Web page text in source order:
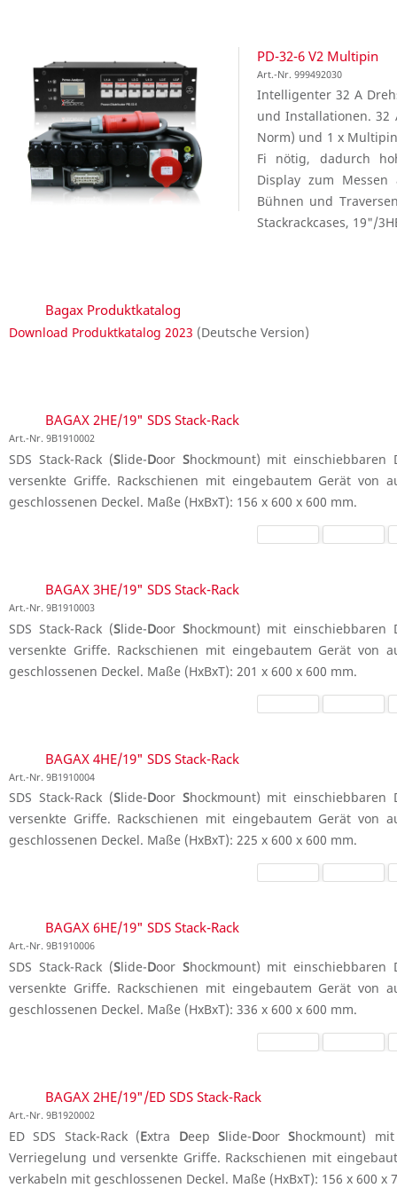
PD-32-6 V2 Multipin
Art.-Nr. 999492030
Intelligenter 32 A
und Installationen. 32
Norm) und 1 x
Fi nötig, dadurch
Display zum
Bühnen und
Stackrackcases, 19"/
Bagax Produktkatalog
Download Produktkatalog 2023 (Deutsche Version)
BAGAX 2HE/19" SDS Stack-Rack
Art.-Nr. 9B1910002
SDS Stack-Rack (Slide-Door Shockmount) mit einschiebbaren
versenkte Griffe. Rackschienen mit eingebautem Gerät
geschlossenen Deckel. Maße (HxBxT): 156 x 600 x 600 mm.
BAGAX 3HE/19" SDS Stack-Rack
Art.-Nr. 9B1910003
SDS Stack-Rack (Slide-Door Shockmount) mit einschiebbaren
versenkte Griffe. Rackschienen mit eingebautem Gerät
geschlossenen Deckel. Maße (HxBxT): 201 x 600 x 600 mm.
BAGAX 4HE/19" SDS Stack-Rack
Art.-Nr. 9B1910004
SDS Stack-Rack (Slide-Door Shockmount) mit einschiebbaren
versenkte Griffe. Rackschienen mit eingebautem Gerät
geschlossenen Deckel. Maße (HxBxT): 225 x 600 x 600 mm.
BAGAX 6HE/19" SDS Stack-Rack
Art.-Nr. 9B1910006
SDS Stack-Rack (Slide-Door Shockmount) mit einschiebbaren
versenkte Griffe. Rackschienen mit eingebautem Gerät
geschlossenen Deckel. Maße (HxBxT): 336 x 600 x 600 mm.
BAGAX 2HE/19"/ED SDS Stack-Rack
Art.-Nr. 9B1920002
ED SDS Stack-Rack (Extra Deep Slide-DoorShockmount)
Verriegelung und versenkte Griffe. Rackschienen mit
verkabeln mit geschlossenen Deckel. Maße (HxBxT): 156 x 600 x